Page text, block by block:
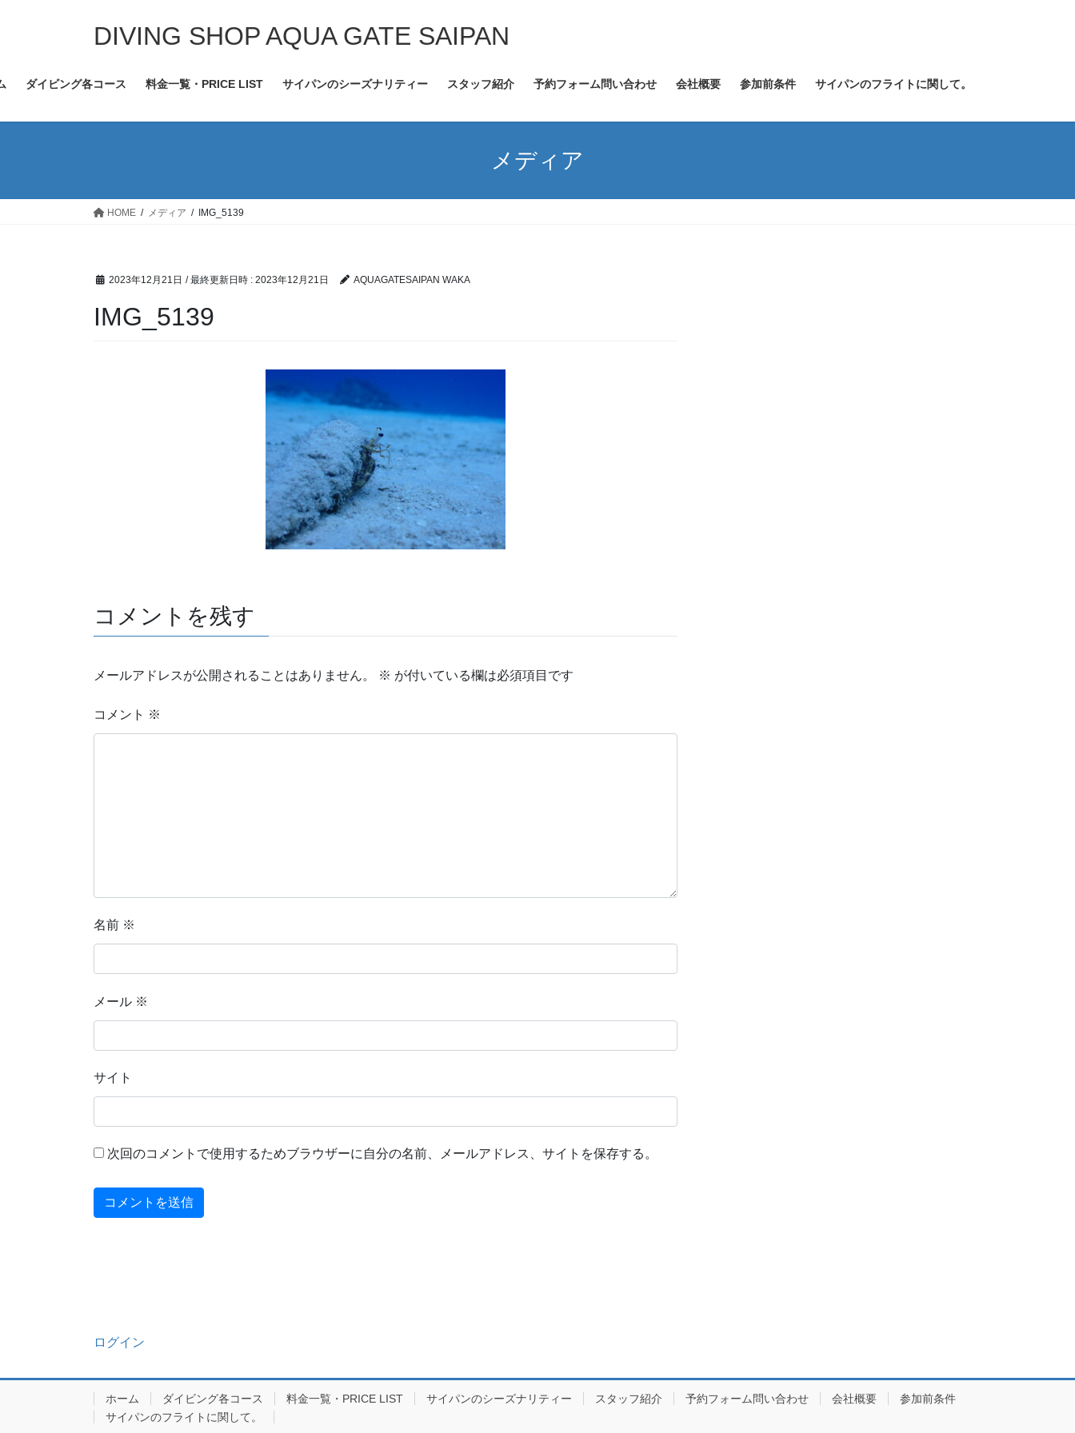
ツ
ス
シ
ン
DIVING SHOP AQUA GATE SAIPAN
ダイビング各コース 料金一覧・PRICE LIST サイパンのシーズナリティー スタッフ紹介 予約フォーム問い合わせ 会社概要 参加前条件 サイパンのフライトに関して。
メディア
HOME メディア IMG_5139
2023年12月21日 / 最終更新日時 : 2023年12月21日 AQUAGATESAIPAN WAKA
IMG_5139
コメントを残す
メールアドレスが公開されることはありません。 ※ が付いている欄は必須項目です
コメント ※
名前 ※
メール ※
サイト
次回のコメントで使用するためブラウザーに自分の名前、メールアドレス、サイトを保存する。
ログイン
ホーム ダイビング各コース 料金一覧・PRICE LIST サイパンのシーズナリティー スタッフ紹介 予約フォーム問い合わせ 会社概要
参加前条件
サイパンのフライトに関して。